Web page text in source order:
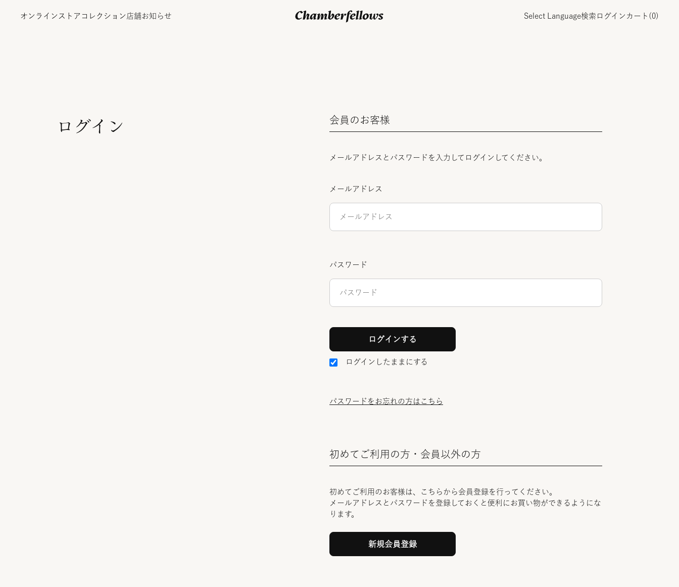
オンラインストア コレクション 店舗お知らせ Select Language検索 ログイン カート( 0)
ログイン 会員のお客様
メールアドレスとパスワードを入力してログインしてください。
メールアドレス
パスワード
ログインしたままにする
パスワードをお忘れの方はこちら
初めてご利用の方・会員以外の方
初めてご利用のお客様は、こちらから会員登録を行ってください。
メールアドレスとパスワードを登録しておくと便利にお買い物ができるようにな
ります。